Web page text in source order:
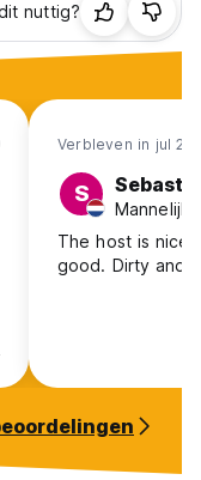
nuttig?
Verbleven in jul
S
The host is
good. Dirty and